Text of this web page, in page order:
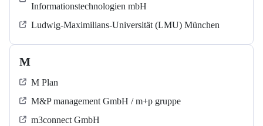
Informationstechnologien mbH
Ludwig-Maximilians-Universität (LMU) München
M
M Plan
M&P management GmbH / m+p gruppe
m3connect GmbH